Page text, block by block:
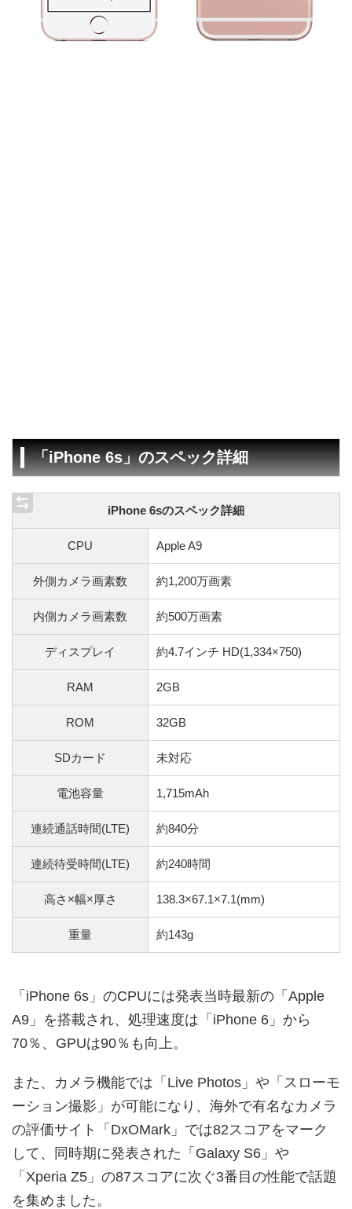
「iPhone 6s」のスペック詳細
iPhone 6sのスペック詳細
CPU Apple A9
外側カメラ画素数 約1,200万画素
内側カメラ画素数 約500万画素
ディスプレイ 約4.7インチ HD(1,334×750)
RAM 2GB
ROM 32GB
SDカード 未対応
電池容量 1,715mAh
連続通話時間(LTE) 約840分
連続待受時間(LTE) 約240時間
高さ×幅×厚さ 138.3×67.1×7.1(mm)
重量 約143g
「iPhone 6s」のCPUには発表当時最新の「Apple
A9」を搭載され、処理速度は「iPhone 6」から
70％、GPUは90％も向上。
また、カメラ機能では「Live Photos」や「スローモ
ーション撮影」が可能になり、海外で有名なカメラ
の評価サイト「DxOMark」では82スコアをマーク
して、同時期に発表された「Galaxy S6」や
「Xperia Z5」の87スコアに次ぐ3番目の性能で話題
を集めました。